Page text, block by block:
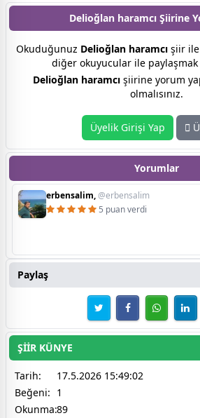
Delioğlan haramcı Şiirine
Okuduğunuz Delioğlan haramcışiir ile
diğer okuyucular ile
Delioğlan haramcışiirine yorum
olmalısınız.
Üyelik Girişi Yap
Yorumlar
erbensalim,@erbensalim
5 puan verdi
Paylaş
ŞİİR KÜNYE
Tarih:
17.5.2026 15:49:02
Beğeni: 1
Okunma:89